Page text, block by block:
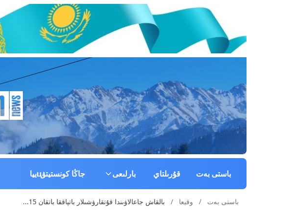
باستى بەت قۇرىلتاي بارلىعى جاڭا كونستيتۋцييا
باستى بەت / وقيعا / بالقاش جاعالاۋىندا قۇتقارۋشىلار باتپاققا باتقان 15...